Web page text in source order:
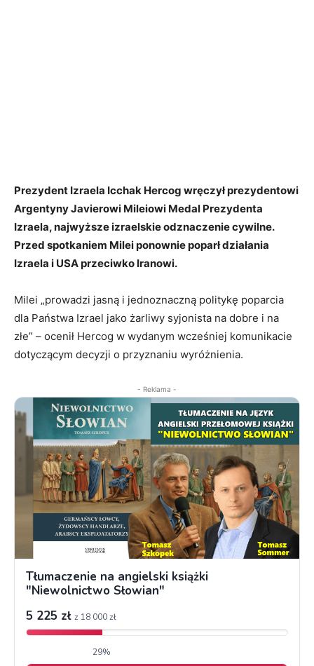
Prezydent Izraela Icchak Hercog wręczył prezydentowi
Argentyny Javierowi Mileiowi Medal Prezydenta
Izraela, najwyższe izraelskie odznaczenie cywilne.
Przed spotkaniem Milei ponownie poparł działania
Izraela i USA przeciwko Iranowi.
Milei „prowadzi jasną i jednoznaczną politykę poparcia
dla Państwa Izrael jako żarliwy syjonista na dobre i na
złe” – ocenił Hercog w wydanym wcześniej komunikacie
dotyczącym decyzji o przyznaniu wyróżnienia.
- Reklama -